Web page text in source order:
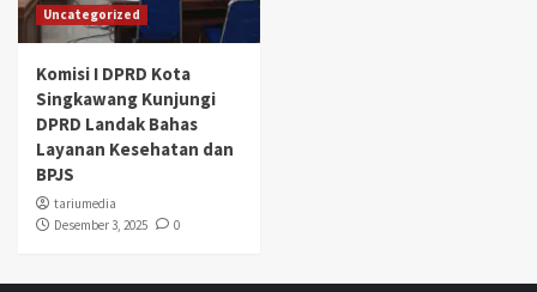
Uncategorized
Komisi I DPRD Kota
Singkawang Kunjungi
DPRD Landak Bahas
Layanan Kesehatan dan
BPJS
tariumedia
Desember 3, 2025
0